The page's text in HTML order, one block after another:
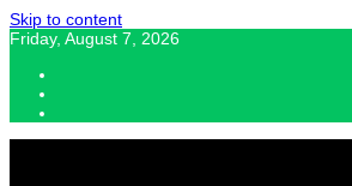
Skip to content
Friday, August 7, 2026